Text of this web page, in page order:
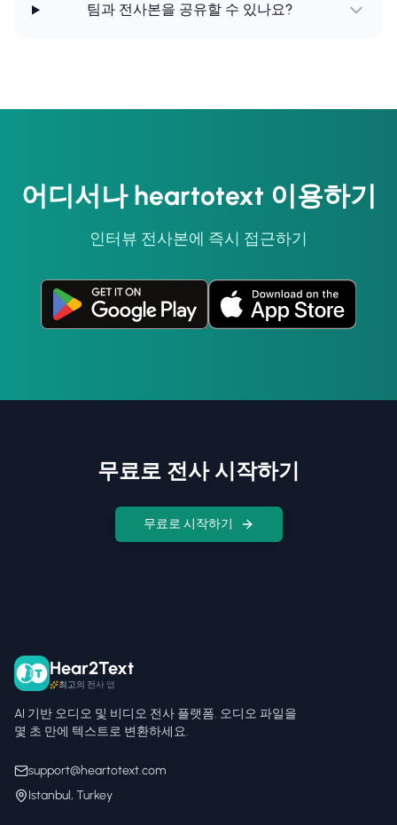
팀과 전사본을 공유할 수 있나요?
어디서나 heartotext 이용하기
인터뷰 전사본에 즉시 접근하기
무료로 전사 시작하기
무료로 시작하기
Hear2Text
최고의 전사 앱
AI 기반 오디오 및 비디오 전사 플랫폼. 오디오 파일을
몇 초 만에 텍스트로 변환하세요.
support@heartotext.com
Istanbul, Turkey